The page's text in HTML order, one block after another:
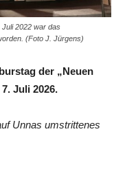
2022 war das
(Foto J. Jürgens)
der „Neuen
Juli 2026.
Unnas umstrittenes